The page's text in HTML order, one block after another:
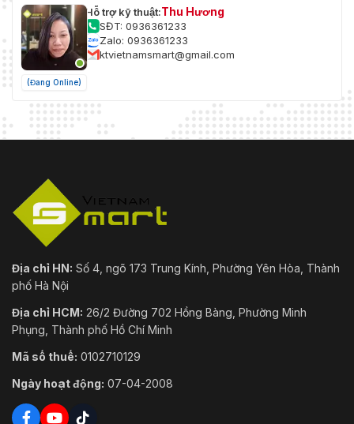
(Đang Online)
Hỗ trợ kỹ thuật:Thu Hương
SĐT: 0936361233
Zalo: 0936361233
ktvietnamsmart@gmail.com
Địa chỉ HN: Số 4, ngõ 173 Trung Kính, Phường Yên Hòa, Thành
phố Hà Nội
Địa chỉ HCM: 26/2 Đường 702 Hồng Bàng, Phường Minh
Phụng, Thành phố Hồ Chí Minh
Mã số thuế: 0102710129
Ngày hoạt động: 07-04-2008